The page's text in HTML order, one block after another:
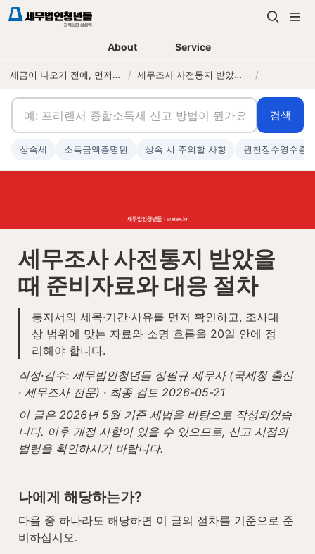
About Service
세금이 나오기 전에, 먼저 연락하는 세무법인 / 세무조사 사전통지 받았을 때 준비자료와 대응 절차 /
세무조사 사전통지 받았을
때 준비자료와 대응 절차
통지서의 세목·기간·사유를 먼저 확인하고, 조사대
상 범위에 맞는 자료와 소명 흐름을 20일 안에 정
리해야 합니다.
작성·감수: 세무법인청년들 정필규 세무사 (국세청 출신
· 세무조사 전문) · 최종 검토 2026-05-21
이 글은 2026년 5월 기준 세법을 바탕으로 작성되었습
니다. 이후 개정 사항이 있을 수 있으므로, 신고 시점의
법령을 확인하시기 바랍니다.
나에게 해당하는가?
다음 중 하나라도 해당하면 이 글의 절차를 기준으로 준
비하십시오.
검색
상속세 소득금액증명원 상속 시 주의할 사항 원천징수영수증